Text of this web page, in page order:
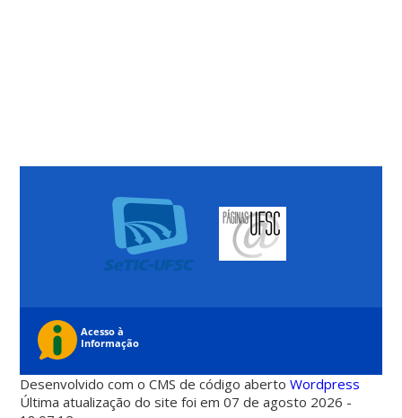
Desenvolvido com o CMS de código abertoWordpress
Última atualização do site foi em 07 de agosto 2026 -